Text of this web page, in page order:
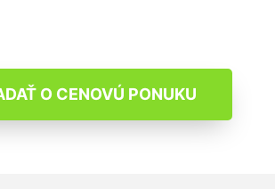
O CENOVÚ PONUKU